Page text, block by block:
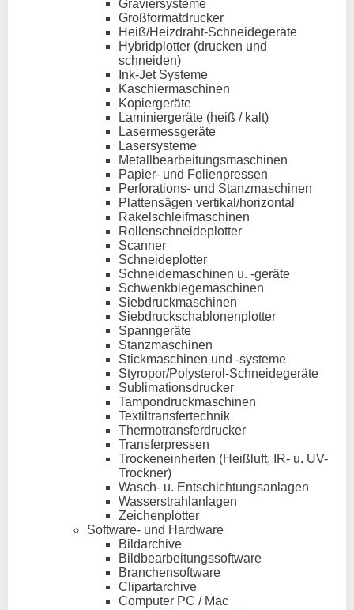
Graviersysteme
Großformatdrucker
Heiß/Heizdraht-Schneidegeräte
Hybridplotter (drucken und
schneiden)
Ink-Jet Systeme
Kaschiermaschinen
Kopiergeräte
Laminiergeräte (heiß / kalt)
Lasermessgeräte
Lasersysteme
Metallbearbeitungsmaschinen
Papier- und Folienpressen
Perforations- und Stanzmaschinen
Plattensägen vertikal/horizontal
Rakelschleifmaschinen
Rollenschneideplotter
Scanner
Schneideplotter
Schneidemaschinen u. -geräte
Schwenkbiegemaschinen
Siebdruckmaschinen
Siebdruckschablonenplotter
Spanngeräte
Stanzmaschinen
Stickmaschinen und -systeme
Styropor/Polysterol-Schneidegeräte
Sublimationsdrucker
Tampondruckmaschinen
Textiltransfertechnik
Thermotransferdrucker
Transferpressen
Trockeneinheiten (Heißluft, IR- u. UV-
Trockner)
Wasch- u. Entschichtungsanlagen
Wasserstrahlanlagen
Zeichenplotter
Software- und Hardware
Bildarchive
Bildbearbeitungssoftware
Branchensoftware
Clipartarchive
Computer PC / Mac